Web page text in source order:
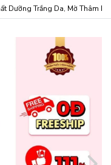
Dưỡng Trắng Da, Mờ Thâm